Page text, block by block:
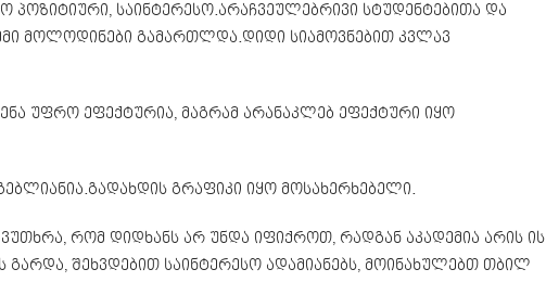
საინტერესო.არაჩვეულებრივი სტუდენტებითა და
მოლოდინები გამართლდა.დიდი სიამოვნებით კვლავ
უფრო ეფექტურია, მაგრამ არანაკლებ ეფექტური იყო
გრაფიკი იყო მოსახერხებელი.
ვუთხრა, რომ დიდხანს არ უნდა იფიქროთ, რადგან აკადემია არის ის
შეხვდებით საინტერესო ადამიანებს, მოინახულებთ თბილ